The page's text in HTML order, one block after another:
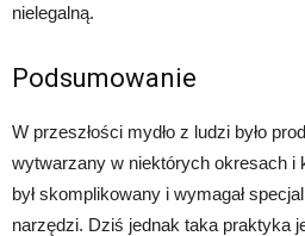
nielegalną.
Podsumowanie
W przeszłości mydło z ludzi było
wytwarzany w niektórych okresach i
był skomplikowany i wymagał
narzędzi. Dziś jednak taka praktyka